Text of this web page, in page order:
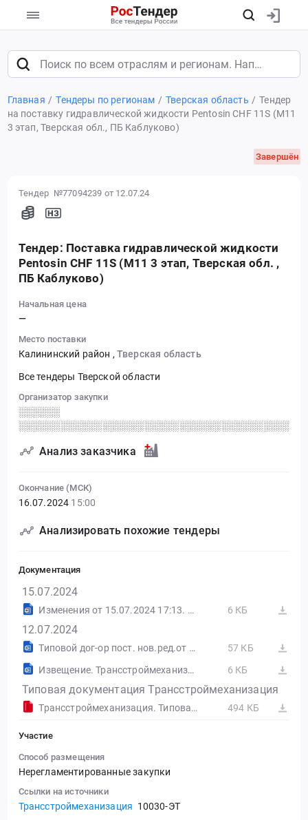
Главная Тендеры по регионам Тверская область
Тендер
на поставку гидравлической жидкости Pentosin CHF 11S (М11
3 этап, Тверская обл., ПБ Каблуково)
Завершён
Тендер №77094239 от 12.07.24
Тендер: Поставка гидравлической жидкости
Pentosin CHF 11S (М11 3 этап, Тверская обл. ,
ПБ Каблуково)
Начальная цена
—
Место поставки
Калининский район , Тверская область
Все тендеры Тверской области
Организатор закупки
░░░░░░
Анализ заказчика
Окончание (МСК)
16.07.2024 15:00
Анализировать похожие тендеры
Документация
15.07.2024
Изменения от 15.07.2024 17:13. Трансстроймеханизация 6 КБ
12.07.2024
Типовой дог-ор пост. нов.ред.от 04.09.23..docx
57 КБ
Извещение. Трансстроймеханизация
6 КБ
Типовая документация Трансстроймеханизация
Трансстроймеханизация. Типовая документация.zip 494 КБ
Участие
Способ размещения
Нерегламентированные закупки
Ссылки на источники
Трансстроймеханизация 10030-ЭТ